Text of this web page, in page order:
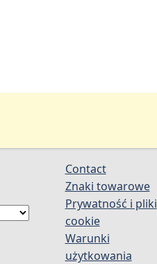
Contact
Znaki towarowe
Prywatność i pliki
cookie
Warunki
użytkowania